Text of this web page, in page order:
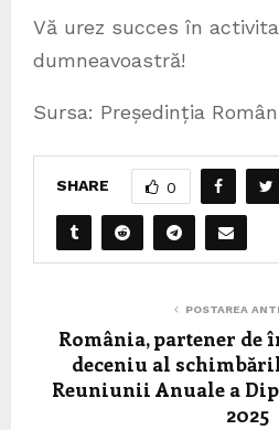
Vă urez succes în
dumneavoastră!
Sursa: Președinția
SHARE 0
POSTAREA
România, partener de
deceniu al
Reuniunii Anuale a
2025